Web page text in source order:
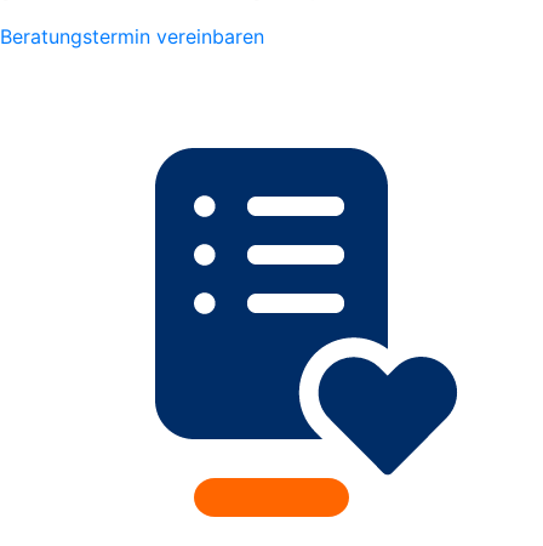
Beratungstermin vereinbaren